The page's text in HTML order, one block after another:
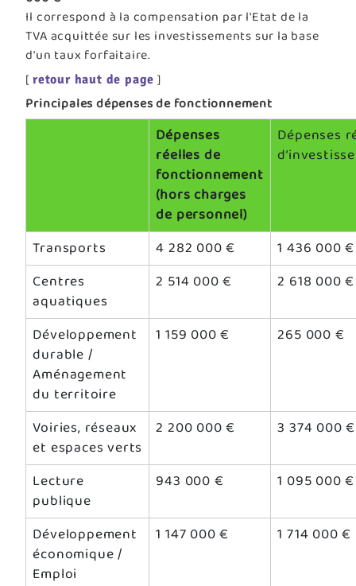
Il correspond à la compensation par l'Etat de la
TVA acquittée sur les investissements sur la base
d'un taux forfaitaire.
[retour haut de page ]
Principales dépenses de fonctionnement
Dépenses
réelles de
fonctionnement
(hors charges
de personnel)
Dépenses
Transports 4 282 000 €
1 436 000 €
Centres
aquatiques
2 514 000 € 2 618 000 €
Développement
durable /
Aménagement
du territoire
1 159 000 € 265 000 €
Voiries, réseaux
et espaces verts
2 200 000 € 3 374 000 €
Lecture
publique
943 000 € 1 095 000 €
Développement
économique /
Emploi
1 147 000 € 1 714 000 €